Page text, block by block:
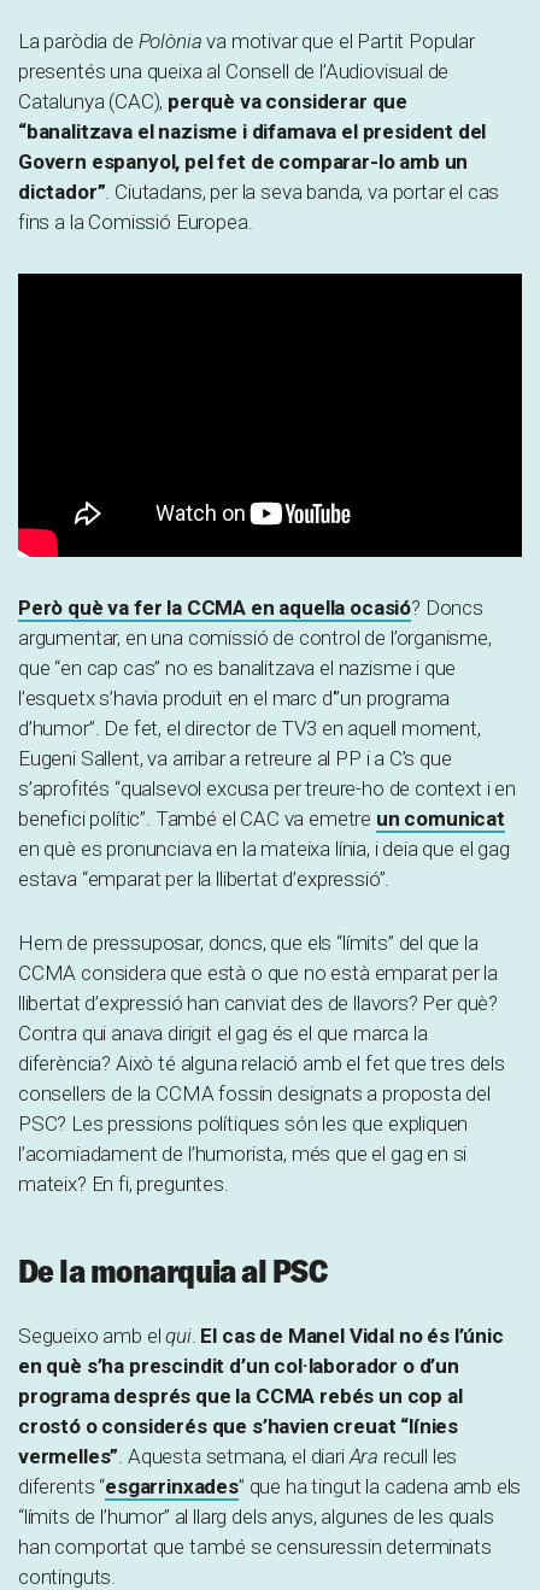
La paròdia de Polònia va motivar que el Partit Popular
presentés una queixa al Consell de l’Audiovisual de
Catalunya (CAC), perquè va considerar que
“banalitzava el nazisme i difamava el president del
Govern espanyol, pel fet de comparar-lo amb un
dictador”. Ciutadans, per la seva banda, va portar el cas
fins a la Comissió Europea.
Però què va fer la CCMA en aquella ocasió? Doncs
argumentar, en una comissió de control de l’organisme,
que “en cap cas” no es banalitzava el nazisme i que
l’esquetx s’havia produït en el marc d'”un programa
d’humor”. De fet, el director de TV3 en aquell moment,
Eugeni Sallent, va arribar a retreure al PP i a C’s que
s’aprofités “qualsevol excusa per treure-ho de context i en
benefici polític”. També el CAC va emetre un comunicat
en què es pronunciava en la mateixa línia, i deia que el gag
estava “emparat per la llibertat d’expressió”.
Hem de pressuposar, doncs, que els “límits” del que la
CCMA considera que està o que no està emparat per la
llibertat d’expressió han canviat des de llavors? Per què?
Contra qui anava dirigit el gag és el que marca la
diferència? Això té alguna relació amb el fet que tres dels
consellers de la CCMA fossin designats a proposta del
PSC? Les pressions polítiques són les que expliquen
l’acomiadament de l’humorista, més que el gag en si
mateix? En fi, preguntes.
De la monarquia al PSC
Segueixo amb elqui. El cas de Manel Vidal no és l’únic
en què s’ha prescindit d’un col·laborador o d’un
programa després que la CCMA rebés un cop al
crostó o considerés que s’havien creuat “línies
vermelles” . Aquesta setmana, el diari Ara recull les
diferents “esgarrinxades” que ha tingut la cadena amb els
“límits de l’humor” al llarg dels anys, algunes de les quals
han comportat que també se censuressin determinats
continguts.